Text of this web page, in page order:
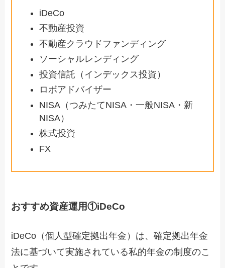
iDeCo
不動産投資
不動産クラウドファンディング
ソーシャルレンディング
投資信託（インデックス投資）
ロボアドバイザー
NISA（つみたてNISA・一般NISA・新
NISA）
株式投資
FX
おすすめ資産運用①iDeCo
iDeCo（個人型確定拠出年金）は、確定拠出年金
法に基づいて実施されている私的年金の制度のこ